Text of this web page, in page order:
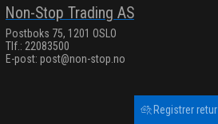
Non-Stop Trading AS
Postboks 75, 1201 OSLO
Tlf.: 22083500
E-post: post@non-stop.no
Registrer retur